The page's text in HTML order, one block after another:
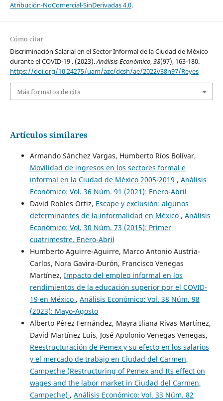
Atribución-NoComercial-SinDerivadas 4.0.
Cómo citar
Discriminación Salarial en el Sector Informal de la Ciudad de México
durante el COVID-19 . (2023).Análisis Económico,38(97), 163-180.
https://doi.org/10.24275/uam/azc/dcsh/ae/2022v38n97/Reyes
Más formatos de cita
Artículos similares
Armando Sánchez Vargas, Humberto Ríos Bolívar,
Movilidad de ingresos en los sectores formal e
informal en la Ciudad de México 2005-2019 , Análisis
Económico: Vol. 36 Núm. 91 (2021): Enero-Abril
David Robles Ortiz, Escape y exclusión: algunos
determinantes de la informalidad en México , Análisis
Económico: Vol. 30 Núm. 73 (2015): Primer
cuatrimestre. Enero-Abril
Humberto Aguirre-Aguirre, Marco Antonio Austria-
Carlos, Nora Gavira-Durón, Francisco Venegas
Martínez, Impacto del empleo informal en los
rendimientos de la educación superior por el COVID-
19 en México , Análisis Económico: Vol. 38 Núm. 98
(2023): Mayo-Agosto
Alberto Pérez Fernández, Mayra Iliana Rivas Martínez,
David Martínez Luis, José Apolonio Venegas Venegas,
Reestructuración de Pemex y su efecto en los salarios
y el mercado de trabajo en Ciudad del Carmen,
Campeche (Restructuring of Pemex and Its effect on
wages and the labor market in Ciudad del Carmen,
Campeche) , Análisis Económico: Vol. 33 Núm. 82